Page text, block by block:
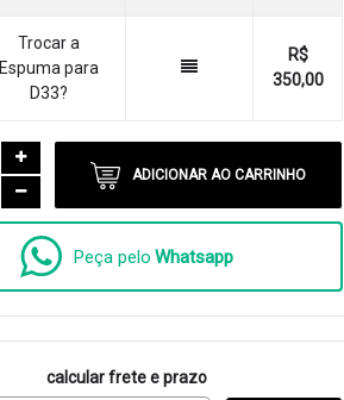
Trocar a
Espuma para
D33?
R$
350,00
ADICIONAR AO CARRINHO
Peça pelo Whatsapp
calcular frete e prazo